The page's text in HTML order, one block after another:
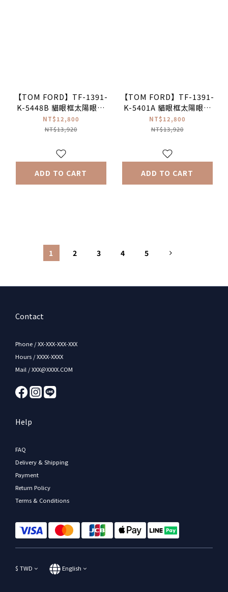
【TOM FORD】TF-1391-
K-5448B 貓眼框太陽眼鏡
♦(透茶框黑片)
NT$12,800
NT$13,920
ADD TO CART
【TOM FORD】TF-1391-
K-5401A 貓眼框太陽眼鏡
♦(黑框黑片)
NT$12,800
NT$13,920
ADD TO CART
1 2 3 4 5
Contact
Phone / XX-XXX-XXX-XXX
Hours / XXXX-XXXX
Mail / XXX@XXXX.COM
Help
FAQ
Delivery & Shipping
Payment
Return Policy
Terms & Conditions
$ TWD English